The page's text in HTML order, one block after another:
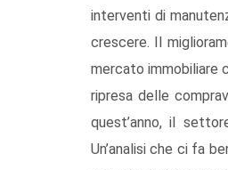
interventi di
crescere. Il
mercato immobiliare
ripresa delle
quest’anno, il
Un’analisi che ci fa